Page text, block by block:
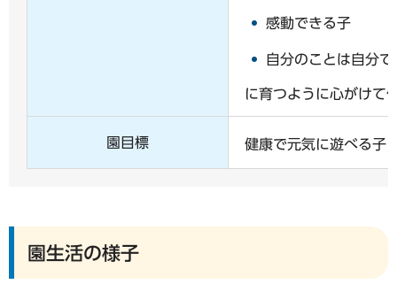
感動できる子
自分のことは自分で
に育つように心がけて
園目標 健康で元気に遊べる子
園生活の様子